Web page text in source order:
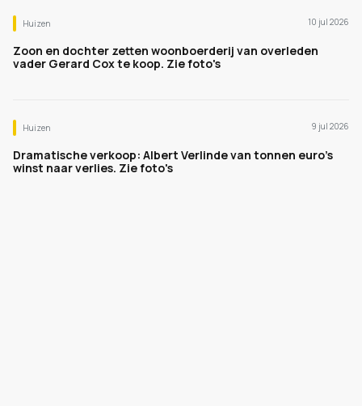
Huizen 10 jul 2026
Zoon en dochter zetten woonboerderij van overleden
vader Gerard Cox te koop. Zie foto's
Huizen 9 jul 2026
Dramatische verkoop: Albert Verlinde van tonnen euro's
winst naar verlies. Zie foto's